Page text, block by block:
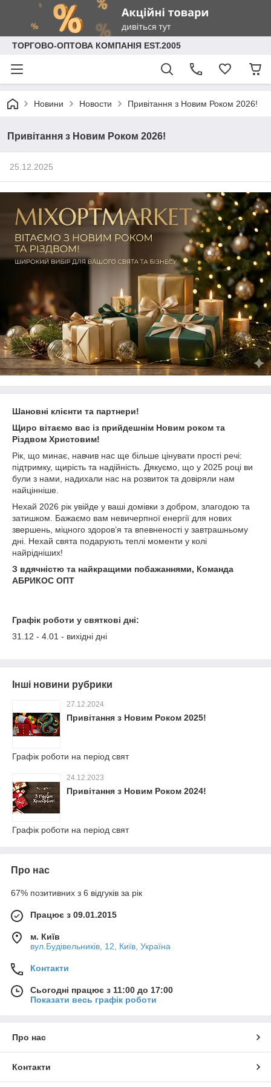
ТОРГОВО-ОПТОВА КОМПАНІЯ EST.2005
Новини Новости Привітання з Новим Роком 2026!
Привітання з Новим Роком 2026!
25.12.2025
Шановні клієнти та партнери!
Щиро вітаємо вас із прийдешнім Новим роком та
Різдвом Христовим!
Рік, що минає, навчив нас ще більше цінувати прості речі:
підтримку, щирість та надійність. Дякуємо, що у 2025 році ви
були з нами, надихали нас на розвиток та довіряли нам
найцінніше.
Нехай 2026 рік увійде у ваші домівки з добром, злагодою та
затишком. Бажаємо вам невичерпної енергії для нових
звершень, міцного здоров’я та впевненості у завтрашньому
дні. Нехай свята подарують теплі моменти у колі
найрідніших!
З вдячністю та найкращими побажаннями, Команда
АБРИКОС ОПТ
Графік роботи у святкові дні:
31.12 - 4.01 - вихідні дні
Інші новини рубрики
27.12.2024
Привітання з Новим Роком 2025!
Графік роботи на період свят
24.12.2023
Привітання з Новим Роком 2024!
Графік роботи на період свят
Про нас
67% позитивних з 6 відгуків за рік
Працює з 09.01.2015
м. Київ
вул.Будівельників, 12, Київ, Україна
Контакти
Сьогодні працює з 11:00 до 17:00
Показати весь графік роботи
Про нас
Контакти